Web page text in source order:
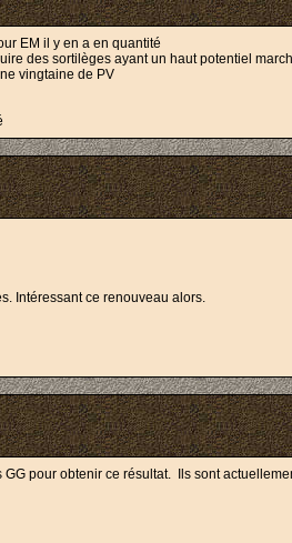
EM il y en a en quantité
des sortilèges ayant un haut potentiel
vingtaine de PV
Intéressant ce renouveau alors.
pour obtenir ce résultat. Ils sont